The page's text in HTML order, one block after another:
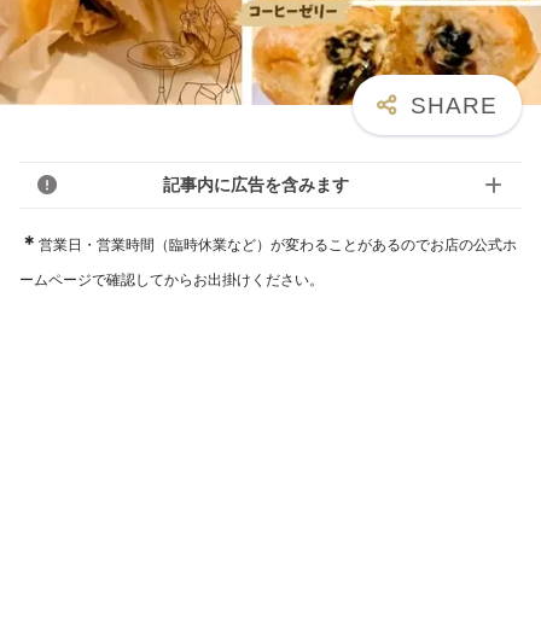
記事内に広告を含みます
＊ 営業日・営業時間（臨時休業など）が変わることがあるのでお店の公式ホ
ームページで確認してからお出掛けください。